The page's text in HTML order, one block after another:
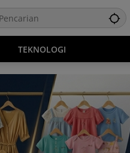
TEKNOLOGI